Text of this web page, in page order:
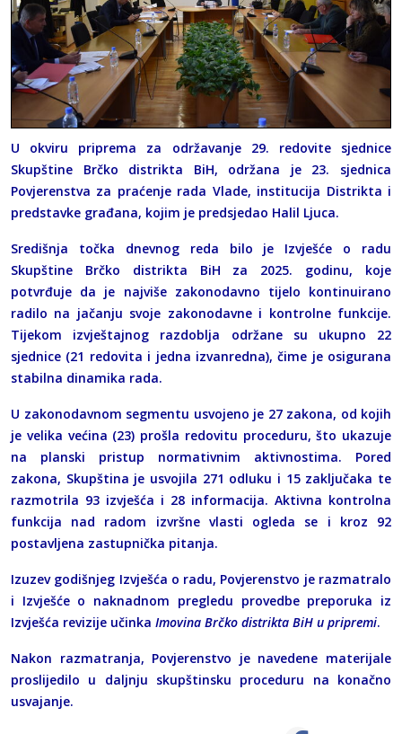
U okviru priprema za održavanje 29. redovite sjednice
Skupštine Brčko distrikta BiH, održana je 23. sjednica
Povjerenstva za praćenje rada Vlade, institucija Distrikta i
predstavke građana, kojim je predsjedao Halil Ljuca.
Središnja točka dnevnog reda bilo je Izvješće o radu
Skupštine Brčko distrikta BiH za 2025. godinu, koje
potvrđuje da je najviše zakonodavno tijelo kontinuirano
radilo na jačanju svoje zakonodavne i kontrolne funkcije.
Tijekom izvještajnog razdoblja održane su ukupno 22
sjednice (21 redovita i jedna izvanredna), čime je osigurana
stabilna dinamika rada.
U zakonodavnom segmentu usvojeno je 27 zakona, od kojih
je velika većina (23) prošla redovitu proceduru, što ukazuje
na planski pristup normativnim aktivnostima. Pored
zakona, Skupština je usvojila 271 odluku i 15 zaključaka te
razmotrila 93 izvješća i 28 informacija. Aktivna kontrolna
funkcija nad radom izvršne vlasti ogleda se i kroz 92
postavljena zastupnička pitanja.
Izuzev godišnjeg Izvješća o radu, Povjerenstvo je razmatralo
i Izvješće o naknadnom pregledu provedbe preporuka iz
Izvješća revizije učinka Imovina Brčko distrikta BiH u pripremi.
Nakon razmatranja, Povjerenstvo je navedene materijale
proslijedilo u daljnju skupštinsku proceduru na konačno
usvajanje.